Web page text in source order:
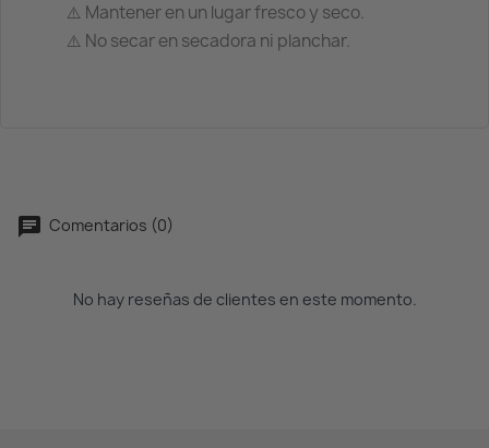
⚠️ Mantener en un lugar fresco y seco.
⚠️ No secar en secadora ni planchar.
Comentarios (0)
No hay reseñas de clientes en este momento.